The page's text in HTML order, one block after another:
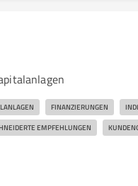
FINANZIERUNGEN
EMPFEHLUNGEN